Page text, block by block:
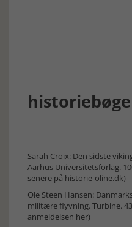
Sarah Croix: Den sidste
Aarhus Universitetsforlag.
senere på historie-oline.dk)
Ole Steen Hansen:
militære flyvning. Turbine.
anmeldelsen her)